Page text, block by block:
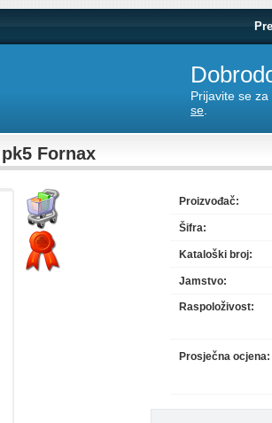
Prijavite se
se
Fornax
Proizvođač:
Šifra:
Kataloški broj:
Jamstvo:
Raspoloživost:
Prosječna ocjena: